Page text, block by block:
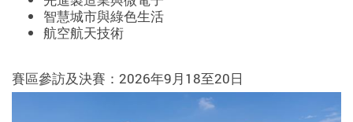
智慧城市與綠色生活
航空航天技術
賽區參訪及決賽：2026年9月18至20日